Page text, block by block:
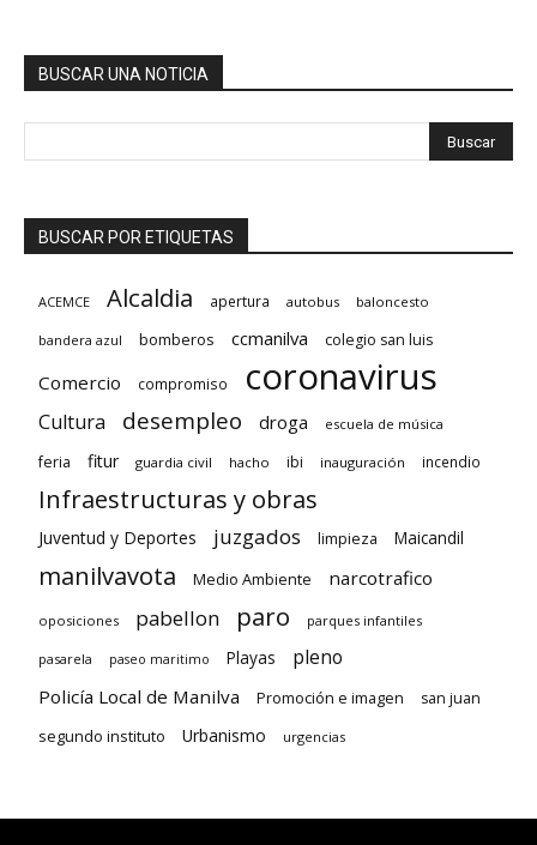
BUSCAR UNA NOTICIA
BUSCAR POR ETIQUETAS
ACEMCE Alcaldia apertura autobus baloncesto
bandera azul bomberos ccmanilva colegio san luis
Comercio compromiso coronavirus
Cultura desempleo droga escuela de música
feria fitur guardia civil hacho ibi inauguración incendio
Infraestructuras y obras
Juventud y Deportes juzgados limpieza Maicandil
manilvavota Medio Ambiente narcotrafico
oposiciones pabellon paro parques infantiles
pasarela paseo maritimo Playas pleno
Policía Local de Manilva Promoción e imagen san juan
segundo instituto Urbanismo urgencias